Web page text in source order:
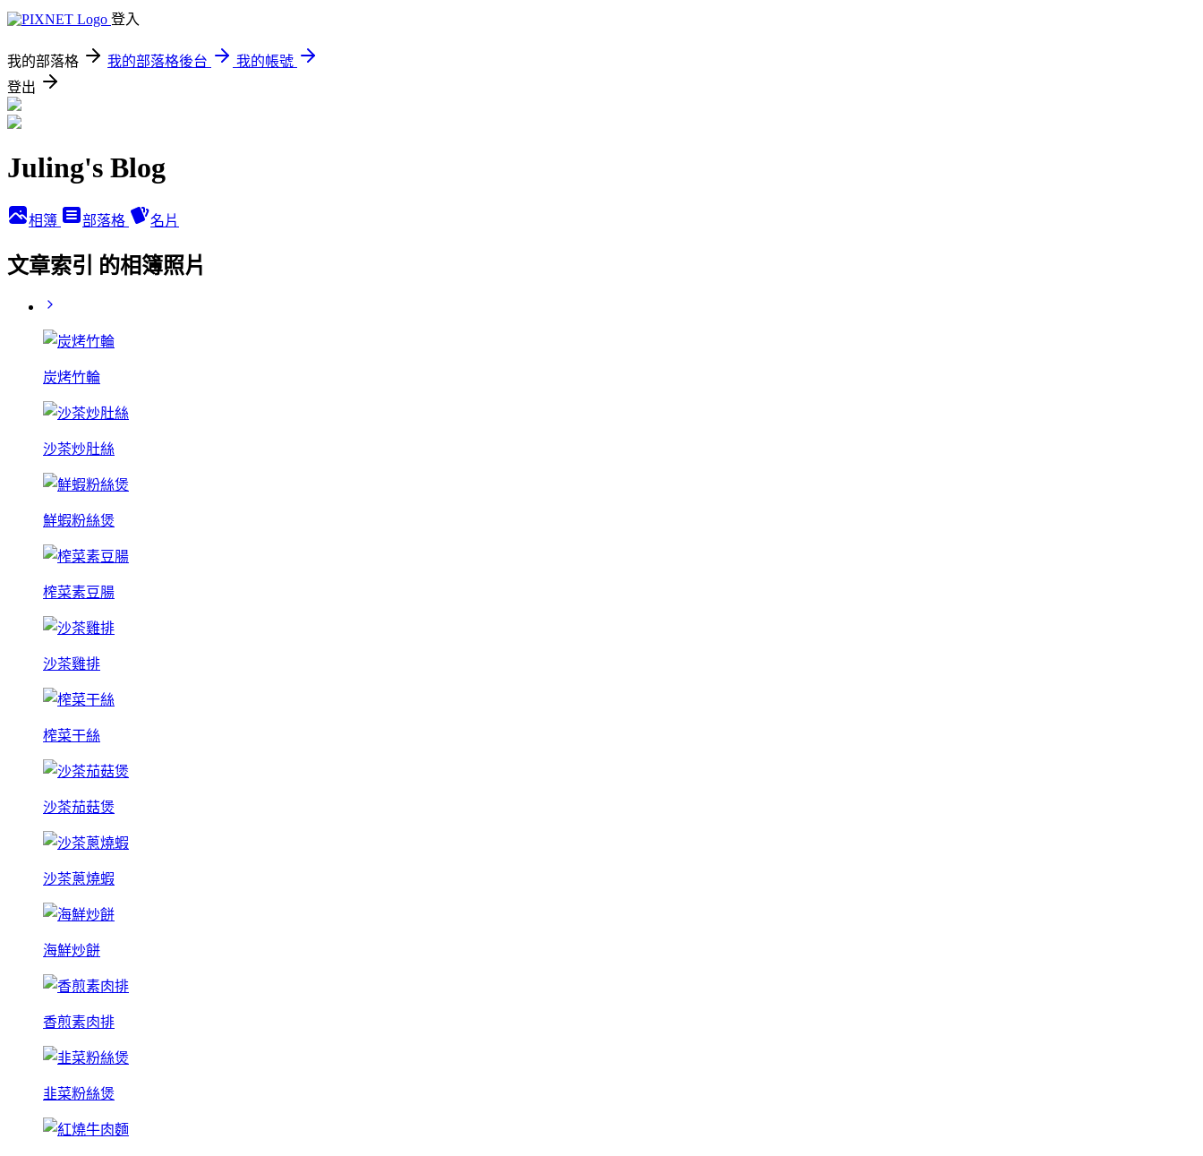
登入
我的部落格 我的部落格後台
我的帳號
登出
Juling's Blog
相簿 部落格 名片
文章索引 的相簿照片
炭烤竹輪
沙茶炒肚絲
鮮蝦粉絲煲
榨菜素豆腸
沙茶雞排
榨菜干絲
沙茶茄菇煲
沙茶蔥燒蝦
海鮮炒餅
香煎素肉排
韭菜粉絲煲